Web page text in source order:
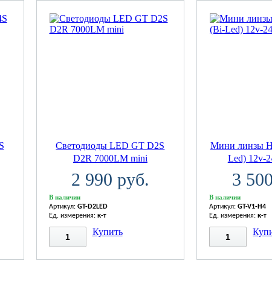
Светодиоды LED GT D2S
D2R 7000LM mini
2 990 руб.
В наличии
Артикул: GT-D2LED
Ед. измерения: к-т
Купить
Мини линзы
Led) 12v-
3
В наличии
Артикул:GT-V1-H4
Ед. измерения:к-т